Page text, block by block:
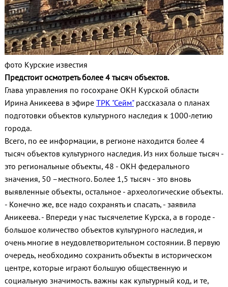
фото Курские известия
Предстоит осмотреть более 4 тысяч объектов.
Глава управления по госохране ОКН Курской области
Ирина Аникеева в эфире ТРК "Сейм"рассказала о планах
подготовки объектов культурного наследия к 1000-летию
города.
Всего, по ее информации, в регионе находится более 4
тысяч объектов культурного наследия. Из них больше тысяч -
это региональные объекты, 48 - ОКН федерального
значения, 50 –местного. Более 1,5 тысяч - это вновь
выявленные объекты, остальное - археологические объекты.
- Конечно же, все надо сохранять и спасать, - заявила
Аникеева. - Впереди у нас тысячелетие Курска, а в городе -
большое количество объектов культурного наследия, и
очень многие в неудовлетворительном состоянии. В первую
очередь, необходимо сохранить объекты в историческом
центре, которые играют большую общественную и
социальную значимость. важны как культурный код, и те,